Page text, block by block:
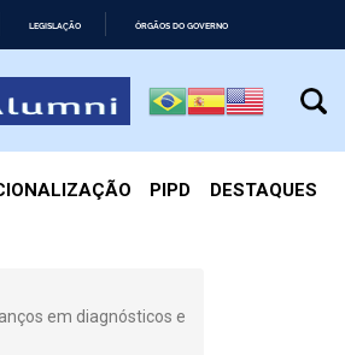
LEGISLAÇÃO ÓRGÃOS DO GOVERNO
PIPD DESTAQUES
em diagnósticos e